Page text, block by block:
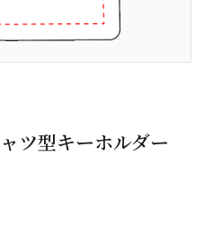
ツ型キーホルダー